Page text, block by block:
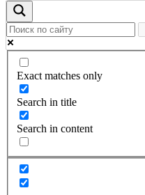
Exact matches only
Search in title
Search in content